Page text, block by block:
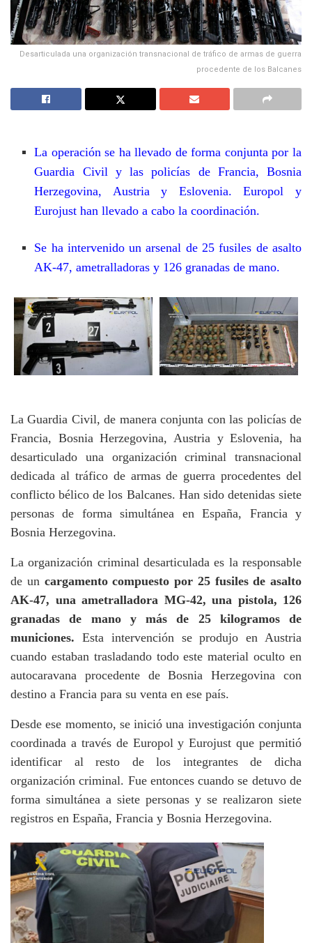
Desarticulada una organización transnacional de tráfico de armas de guerra
procedente de los Balcanes
La operación se ha llevado de forma conjunta por la
Guardia Civil y las policías de Francia, Bosnia
Herzegovina, Austria y Eslovenia. Europol y
Eurojust han llevado a cabo la coordinación.
Se ha intervenido un arsenal de 25 fusiles de asalto
AK-47, ametralladoras y 126 granadas de mano.
La Guardia Civil, de manera conjunta con las policías de
Francia, Bosnia Herzegovina, Austria y Eslovenia, ha
desarticulado una organización criminal transnacional
dedicada al tráfico de armas de guerra procedentes del
conflicto bélico de los Balcanes. Han sido detenidas siete
personas de forma simultánea en España, Francia y
Bosnia Herzegovina.
La organización criminal desarticulada es la responsable
de un cargamento compuesto por 25 fusiles de asalto
AK-47, una ametralladora MG-42, una pistola, 126
granadas de mano y más de 25 kilogramos de
municiones. Esta intervención se produjo en Austria
cuando estaban trasladando todo este material oculto en
autocaravana procedente de Bosnia Herzegovina con
destino a Francia para su venta en ese país.
Desde ese momento, se inició una investigación conjunta
coordinada a través de Europol y Eurojust que permitió
identificar al resto de los integrantes de dicha
organización criminal. Fue entonces cuando se detuvo de
forma simultánea a siete personas y se realizaron siete
registros en España, Francia y Bosnia Herzegovina.